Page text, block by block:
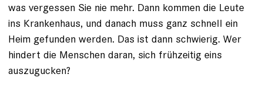
was vergessen Sie nie mehr. Dann kommen die Leute
ins Krankenhaus, und danach muss ganz schnell ein
Heim gefunden werden. Das ist dann schwierig. Wer
hindert die Menschen daran, sich frühzeitig eins
auszugucken?